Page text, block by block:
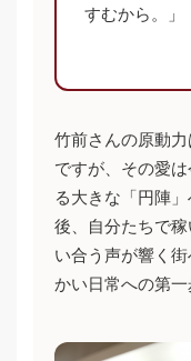
すむから。」
竹前さんの原動
ですが、その愛
る大きな「円陣
後、自分たちで
い合う声が響く
かい日常への第一